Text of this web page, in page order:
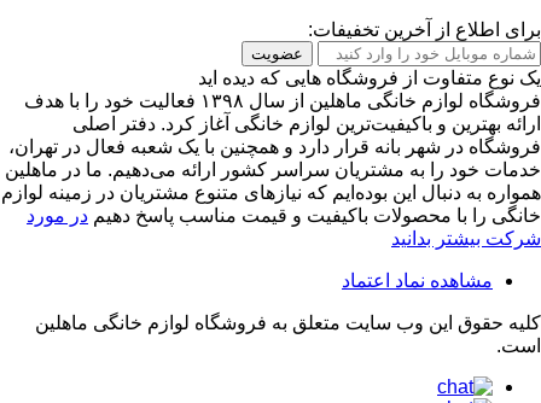
برای اطلاع از آخرین تخفیفات:
عضویت
یک نوع متفاوت از فروشگاه هایی که دیده اید
فروشگاه لوازم خانگی ماهلین از سال ۱۳۹۸ فعالیت خود را با هدف
ارائه بهترین و باکیفیت‌ترین لوازم خانگی آغاز کرد. دفتر اصلی
فروشگاه در شهر بانه قرار دارد و همچنین با یک شعبه فعال در تهران،
خدمات خود را به مشتریان سراسر کشور ارائه می‌دهیم. ما در ماهلین
همواره به دنبال این بوده‌ایم که نیازهای متنوع مشتریان در زمینه لوازم
خانگی را با محصولات باکیفیت و قیمت مناسب پاسخ دهیم در مورد
شرکت بیشتر بدانید
مشاهده نماد اعتماد
کلیه حقوق این وب سایت متعلق به فروشگاه لوازم خانگی ماهلین
است.